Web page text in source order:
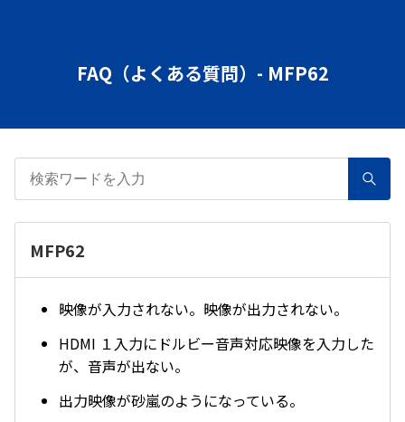
FAQ（よくある質問）- MFP62
MFP62
映像が入力されない。映像が出力されない。
HDMI １入力にドルビー音声対応映像を入力した
が、音声が出ない。
出力映像が砂嵐のようになっている。